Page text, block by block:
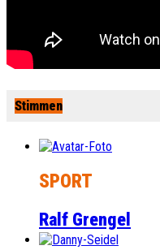
Stimmen
SPORT
Ralf Grengel